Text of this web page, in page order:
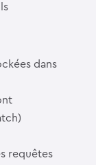
dans
requêtes